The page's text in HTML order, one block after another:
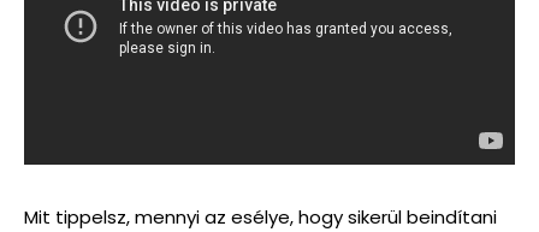
Mit tippelsz, mennyi az esélye, hogy sikerül beindítani